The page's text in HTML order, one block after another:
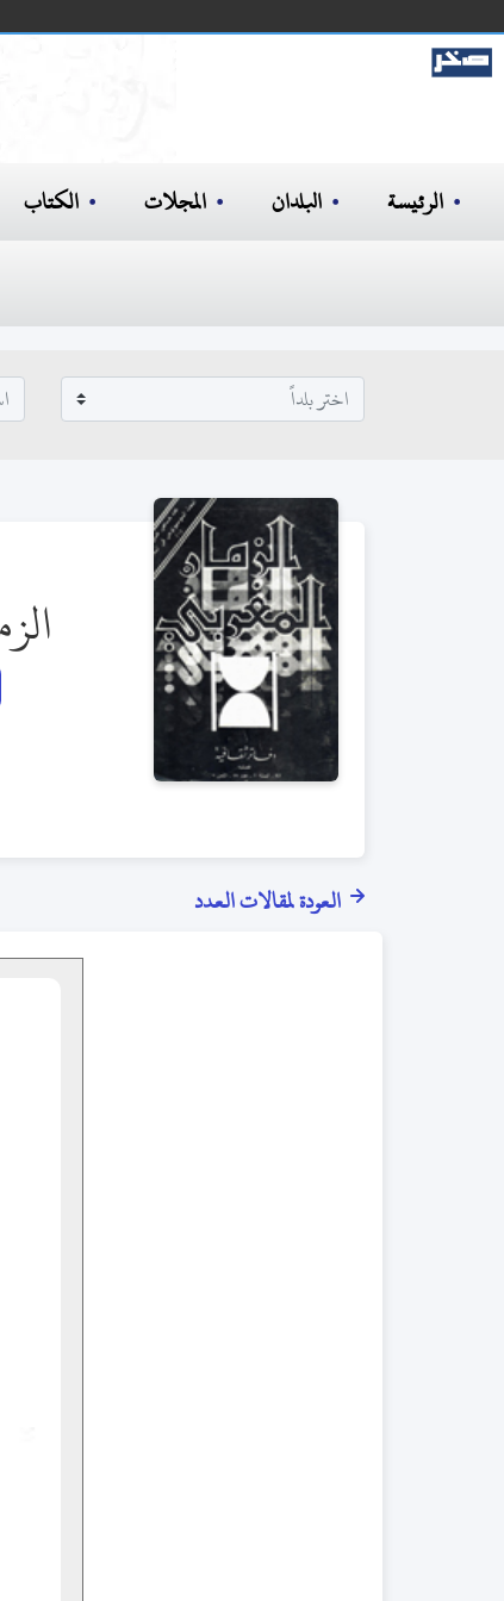
الرئيسة البلدان المجلات الكتاب
العودة لمقالات العدد